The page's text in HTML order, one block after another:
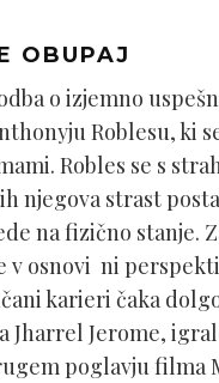
OBUPAJ
o izjemno
Roblesu, ki
Robles se s
njegova strast
na fizično stanje.
v osnovi ni
karieri čaka
Jharrel Jerome,
poglavju filma